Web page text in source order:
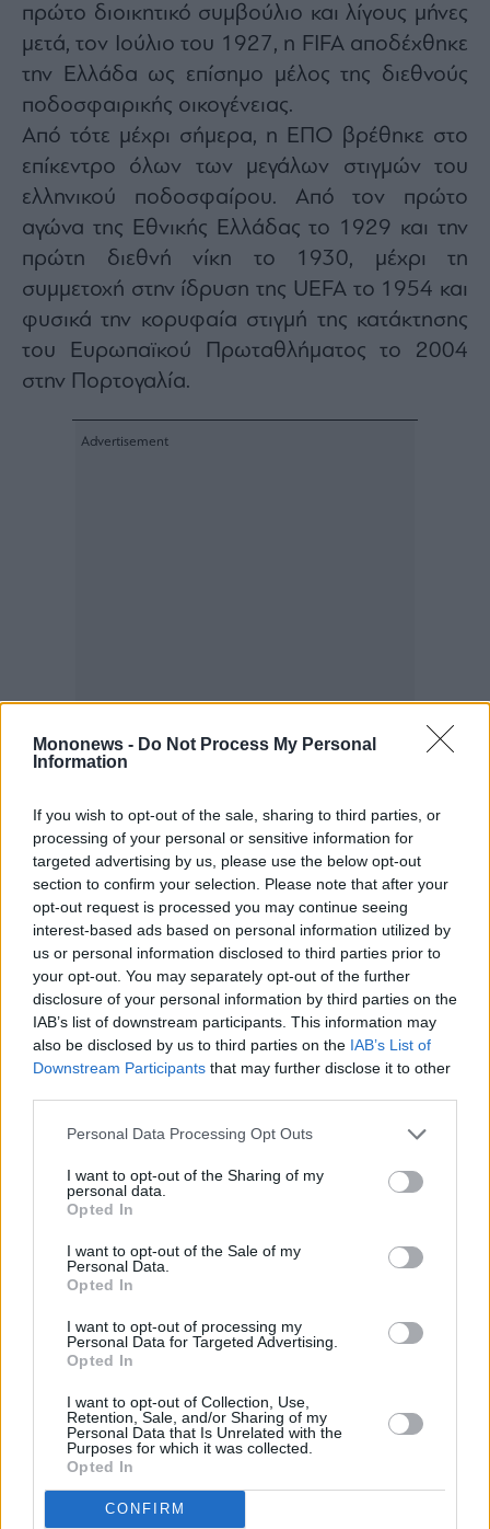
Mononews - Do Not Process My Personal
Information
If you wish to opt-out of the sale, sharing to third parties, or
processing of your personal or sensitive information for
targeted advertising by us, please use the below opt-out
section to confirm your selection. Please note that after your
opt-out request is processed you may continue seeing
interest-based ads based on personal information utilized by
us or personal information disclosed to third parties prior to
your opt-out. You may separately opt-out of the further
disclosure of your personal information by third parties on the
IAB’s list of downstream participants. This information may
also be disclosed by us to third parties on the IAB’s List of
Downstream Participants that may further disclose it to other
Personal Data Processing Opt Outs
I want to opt-out of the Sharing of my
personal data.
Opted In
I want to opt-out of the Sale of my
Personal Data.
Opted In
I want to opt-out of processing my
Personal Data for Targeted Advertising.
Opted In
I want to opt-out of Collection, Use,
Retention, Sale, and/or Sharing of my
Personal Data that Is Unrelated with the
Purposes for which it was collected.
Opted In
CONFIRM
πρώτο διοικητικό συμβούλιο και λίγους μήνες
μετά, τον Ιούλιο του 1927, η FIFA αποδέχθηκε
την Ελλάδα ως επίσημο μέλος της διεθνούς
ποδοσφαιρικής οικογένειας.
Από τότε μέχρι σήμερα, η ΕΠΟ βρέθηκε στο
επίκεντρο όλων των μεγάλων στιγμών του
ελληνικού ποδοσφαίρου. Από τον πρώτο
αγώνα της Εθνικής Ελλάδας το 1929 και την
πρώτη διεθνή νίκη το 1930, μέχρι τη
συμμετοχή στην ίδρυση της UEFA το 1954 και
φυσικά την κορυφαία στιγμή της κατάκτησης
του Ευρωπαϊκού Πρωταθλήματος το 2004
στην Πορτογαλία.
Οι τελικοί, οι διοργανώσεις και το
μεγάλο ποδοσφαιρικό αποτύπωμα
Στο πέρασμα των δεκαετιών, η ΕΠΟ δεν
περιορίστηκε μόνο στη διαχείριση των
φιλοξενία σημαντικών ευρωπαϊκών
γεγονότων.
Η Ελλάδα φιλοξένησε τον τελικό του
Κυπέλλου Κυπελλούχων το 1971, τον τελικό
του Champions League το 1983 στο ΟΑΚΑ,
ενώ ακολούθησαν ακόμη μεγαλύτερες